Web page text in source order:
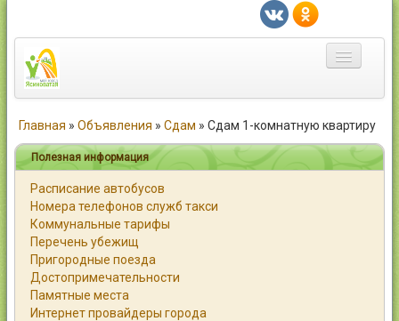
Город
Статьи
Каталог
Справочник
Работа
Главная » Объявления » Сдам » Сдам 1-комнатную квартиру
Полезная информация
Расписание автобусов
Номера телефонов служб такси
Коммунальные тарифы
Перечень убежищ
Пригородные поезда
Достопримечательности
Памятные места
Интернет провайдеры города